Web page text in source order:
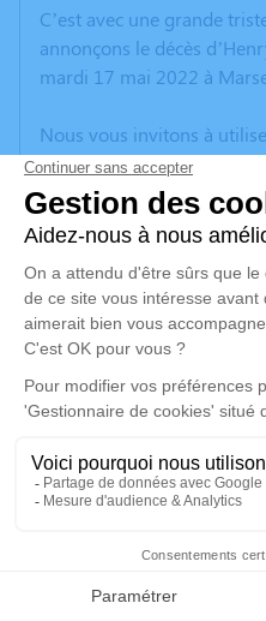
Faire-part
C’est avec une grande
annonçons le décès
mardi 17 mai 2022 à
Nous vous invitons à
vos condoléances,
anecdote ou exprimer vos
poèmes ou des textes. Cet
d'expression dédié à
MAILLOT.
Un service de plantation
disponible ici.
Cérémonie civile
Crématorium de
de Provence d'Aix-